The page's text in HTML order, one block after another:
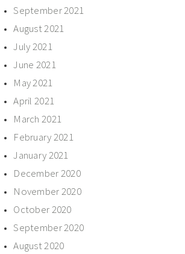
September 2021
August 2021
July 2021
June 2021
May 2021
April 2021
March 2021
February 2021
January 2021
December 2020
November 2020
October 2020
September 2020
August 2020